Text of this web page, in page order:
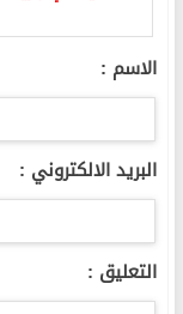
الاسم :
البريد الالكتروني :
التعليق :